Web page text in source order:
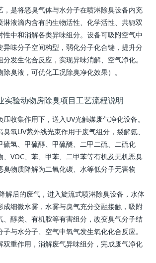
，是将恶臭气体与水分子在喷淋除臭设备内充
淋液滴内含有的生物活性、化学活性、共轭双
性中和消解各类异味组分。设备可吸附空气中
异味分子空间构型，弱化分子化合键，提升分
发生化合反应，实现异味消解、空气净化。
除臭液，可优化工况除臭净化效果）。
实验动物房除臭项目工艺流程说明
收集作用下，送入UV光触媒废气净化设备。
氧UV紫外线光束作用于废气组分，裂解氨、
硫氢、甲硫醇、甲硫醚、二甲二硫、二硫化
、VOC、苯、甲苯、二甲苯等有机及无机恶臭
臭物质降解为二氧化碳、水等低分子无害物
解后的废气，进入旋流式喷淋除臭设备，水体
成细微水雾，水雾与臭气充分交融接触，吸附
、醇类、有机胺等有害组分，改变臭气分子结
与水分子、空气中氧气发生氧化化合反应。
双重作用，消解废气异味组分，完成废气净化